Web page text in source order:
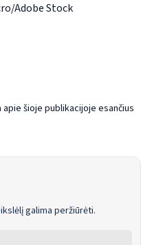
Adobe Stock
šioje publikacijoje esančius
galima peržiūrėti.